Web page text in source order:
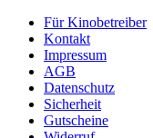
Für Kinobetreiber
Kontakt
Impressum
AGB
Datenschutz
Sicherheit
Gutscheine